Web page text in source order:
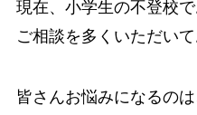
現在、小学生の不登校
ご相談を多くいただいて
皆さんお悩みになるのは